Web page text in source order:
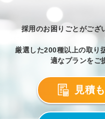
採用のお困りごとがござ
厳選した200種以上の取り
適なプランをご
見積